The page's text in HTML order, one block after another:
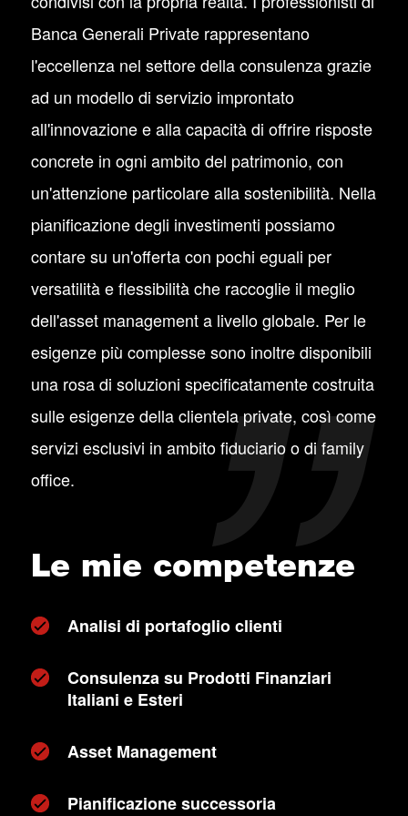
Banca Generali Private rappresentano
l'eccellenza nel settore della consulenza grazie
ad un modello di servizio improntato
all'innovazione e alla capacità di offrire risposte
concrete in ogni ambito del patrimonio, con
un'attenzione particolare alla sostenibilità. Nella
pianificazione degli investimenti possiamo
contare su un'offerta con pochi eguali per
versatilità e flessibilità che raccoglie il meglio
dell'asset management a livello globale. Per le
esigenze più complesse sono inoltre disponibili
una rosa di soluzioni specificatamente costruita
sulle esigenze della clientela private, così come
servizi esclusivi in ambito fiduciario o di family
office.
Le mie competenze
Analisi di portafoglio clienti
Consulenza su Prodotti Finanziari
Italiani e Esteri
Asset Management
Pianificazione successoria